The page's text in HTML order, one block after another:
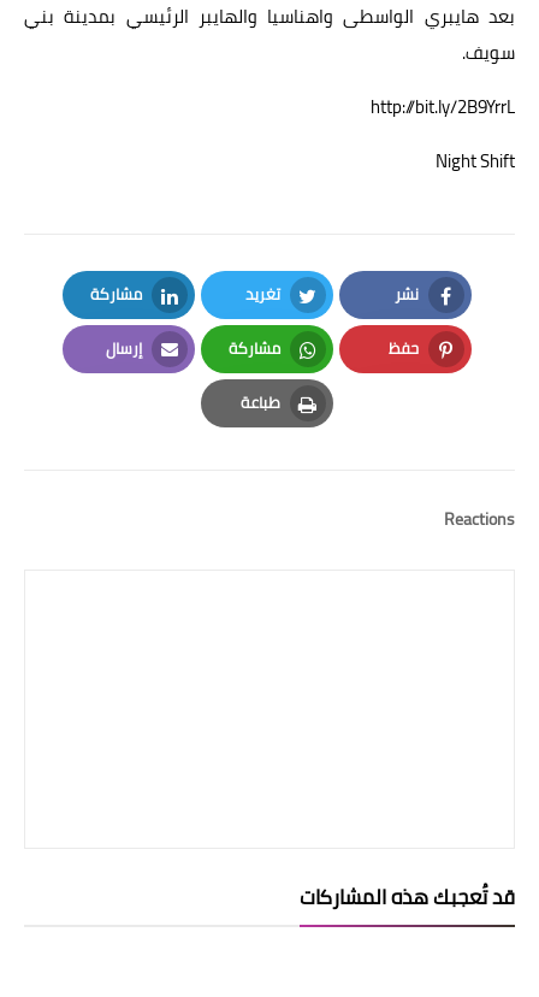
بعد هايبري الواسطى واهناسيا والهايبر الرئيسي بمدينة بني
سويف.
http://bit.ly/2B9YrrL
Night Shift
نشر
Facebook
تغريد
Twitter
مشاركة
LinkedIn
حفظ
Pinterest
مشاركة
Whatsapp
إرسال
Email
طباعة
Print
Reactions
قد تُعجبك هذه المشاركات